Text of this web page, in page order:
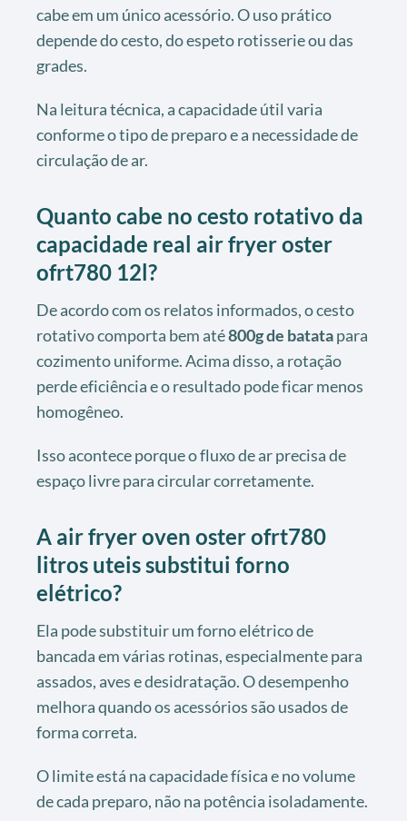
cabe em um único acessório. O uso prático
depende do cesto, do espeto rotisserie ou das
grades.
Na leitura técnica, a capacidade útil varia
conforme o tipo de preparo e a necessidade de
circulação de ar.
Quanto cabe no cesto rotativo da
capacidade real air fryer oster
ofrt780 12l?
De acordo com os relatos informados, o cesto
rotativo comporta bem até800g de batatapara
cozimento uniforme. Acima disso, a rotação
perde eficiência e o resultado pode ficar menos
homogêneo.
Isso acontece porque o fluxo de ar precisa de
espaço livre para circular corretamente.
A air fryer oven oster ofrt780
litros uteis substitui forno
elétrico?
Ela pode substituir um forno elétrico de
bancada em várias rotinas, especialmente para
assados, aves e desidratação. O desempenho
melhora quando os acessórios são usados de
forma correta.
O limite está na capacidade física e no volume
de cada preparo, não na potência isoladamente.